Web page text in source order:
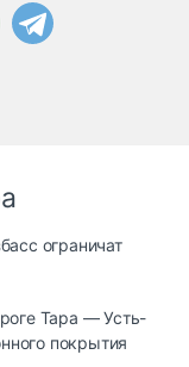
ограничат
Тара — Усть-
покрытия